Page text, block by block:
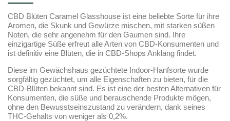
CBD Blüten Caramel Glasshouse ist eine beliebte Sorte für ihre
Aromen, die Skunk und Gewürze mischen, mit starken süßen
Noten, die sehr angenehm für den Gaumen sind. Ihre
einzigartige Süße erfreut alle Arten von CBD-Konsumenten und
ist definitiv eine Blüten, die in CBD-Shops Anklang findet.
Diese im Gewächshaus gezüchtete Indoor-Hanfsorte wurde
sorgfältig gezüchtet, um alle Eigenschaften zu bieten, für die
CBD-Blüten bekannt sind. Es ist eine der besten Alternativen für
Konsumenten, die süße und berauschende Produkte mögen,
ohne den Bewusstseinszustand zu verändern, dank seines
THC-Gehalts von weniger als 0,2%.